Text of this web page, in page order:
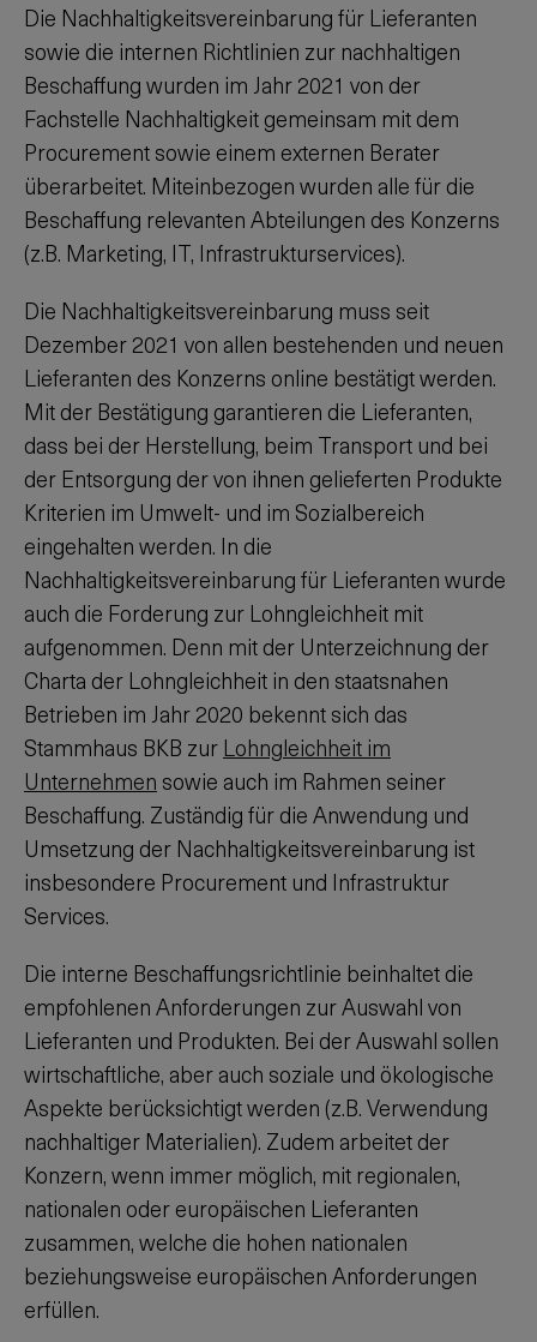
Die Nachhaltigkeitsvereinbarung für Lieferanten
sowie die internen Richtlinien zur nachhaltigen
Beschaffung wurden im Jahr 2021 von der
Fachstelle Nachhaltigkeit gemeinsam mit dem
Procurement sowie einem externen Berater
überarbeitet. Miteinbezogen wurden alle für die
Beschaffung relevanten Abteilungen des Konzerns
(z.B. Marketing, IT, Infrastrukturservices).
Die Nachhaltigkeitsvereinbarung muss seit
Dezember 2021 von allen bestehenden und neuen
Lieferanten des Konzerns online bestätigt werden.
Mit der Bestätigung garantieren die Lieferanten,
dass bei der Herstellung, beim Transport und bei
der Entsorgung der von ihnen gelieferten Produkte
Kriterien im Umwelt- und im Sozialbereich
eingehalten werden. In die
Nachhaltigkeitsvereinbarung für Lieferanten wurde
auch die Forderung zur Lohngleichheit mit
aufgenommen. Denn mit der Unterzeichnung der
Charta der Lohngleichheit in den staatsnahen
Betrieben im Jahr 2020 bekennt sich das
Stammhaus BKB zur Lohngleichheit im
Unternehmen sowie auch im Rahmen seiner
Beschaffung. Zuständig für die Anwendung und
Umsetzung der Nachhaltigkeitsvereinbarung ist
insbesondere Procurement und Infrastruktur
Services.
Die interne Beschaffungsrichtlinie beinhaltet die
empfohlenen Anforderungen zur Auswahl von
Lieferanten und Produkten. Bei der Auswahl sollen
wirtschaftliche, aber auch soziale und ökologische
Aspekte berücksichtigt werden (z.B. Verwendung
nachhaltiger Materialien). Zudem arbeitet der
Konzern, wenn immer möglich, mit regionalen,
nationalen oder europäischen Lieferanten
zusammen, welche die hohen nationalen
beziehungsweise europäischen Anforderungen
erfüllen.